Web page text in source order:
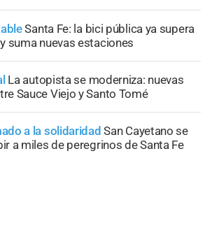
Santa Fe: la bici pública ya supera
suma nuevas estaciones
La autopista se moderniza: nuevas
Sauce Viejo y Santo Tomé
a la solidaridad San Cayetano se
a miles de peregrinos de Santa Fe